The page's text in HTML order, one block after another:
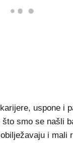
uspone i
smo se našli
i